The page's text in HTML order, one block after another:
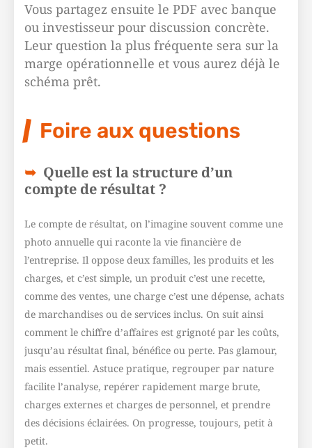
Vous partagez ensuite le PDF avec banque
ou investisseur pour discussion concrète.
Leur question la plus fréquente sera sur la
marge opérationnelle et vous aurez déjà le
schéma prêt.
Foire aux questions
Quelle est la structure d’un
compte de résultat ?
Le compte de résultat, on l’imagine souvent comme une
photo annuelle qui raconte la vie financière de
l’entreprise. Il oppose deux familles, les produits et les
charges, et c’est simple, un produit c’est une recette,
comme des ventes, une charge c’est une dépense, achats
de marchandises ou de services inclus. On suit ainsi
comment le chiffre d’affaires est grignoté par les coûts,
jusqu’au résultat final, bénéfice ou perte. Pas glamour,
mais essentiel. Astuce pratique, regrouper par nature
facilite l’analyse, repérer rapidement marge brute,
charges externes et charges de personnel, et prendre
des décisions éclairées. On progresse, toujours, petit à
petit.